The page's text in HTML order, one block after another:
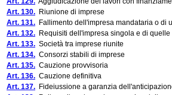
Art. 130. Riunione di imprese
Art. 131. Fallimento dell'impresa mandataria o di
Art. 132. Requisiti dell'impresa singola e di quelle
Art. 133. Società tra imprese riunite
Art. 134. Consorzi stabili di imprese
Art. 135. Cauzione provvisoria
Art. 136. Cauzione definitiva
Art. 137. Fideiussione a garanzia